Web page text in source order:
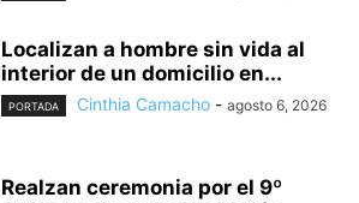
Localizan a hombre sin vida al
interior de un domicilio en...
PORTADA Cinthia Camacho - agosto 6, 2026
Realzan ceremonia por el 9º